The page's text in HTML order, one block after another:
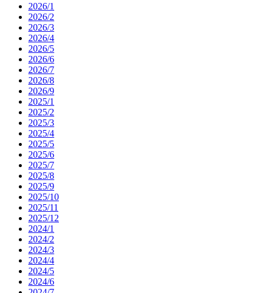
2026/1
2026/2
2026/3
2026/4
2026/5
2026/6
2026/7
2026/8
2026/9
2025/1
2025/2
2025/3
2025/4
2025/5
2025/6
2025/7
2025/8
2025/9
2025/10
2025/11
2025/12
2024/1
2024/2
2024/3
2024/4
2024/5
2024/6